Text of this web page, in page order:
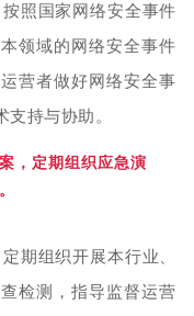
照国家网络安全事件
领域的网络安全事件
营者做好网络安全事
持与协助。
，定期组织应急演
期组织开展本行业、
检测，指导监督运营